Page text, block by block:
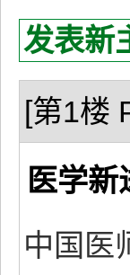
发表新
[第1楼
医学新
中国医